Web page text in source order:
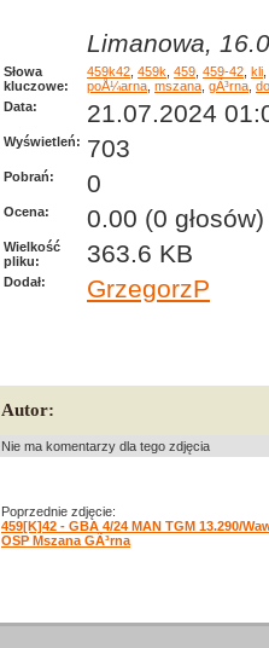
Limanowa,
Słowa
kluczowe:
459k42 459k 459 459-42 kli
poÅ¼arna mszana gÃ³rna
Data:
21.07.2024
Wyświetleń: 703
Pobrań: 0
Ocena: 0.00 (0 głosów)
Wielkość
pliku:
363.6 KB
Dodał: GrzegorzP
Autor:
Nie ma komentarzy dla tego zdjęcia
Poprzednie zdjęcie:
459[K]42 - GBA 4/24 MAN TGM 13.290/
OSP Mszana GÃ³rna